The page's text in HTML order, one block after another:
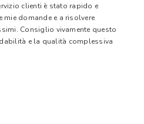
clienti è stato rapido e
domande e a risolvere
Consiglio vivamente questo
e la qualità complessiva